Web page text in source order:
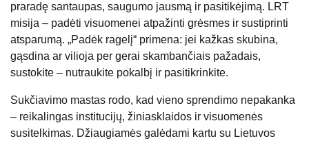
praradę santaupas, saugumo jausmą ir pasitikėjimą. LRT
misija – padėti visuomenei atpažinti grėsmes ir sustiprinti
atsparumą. „Padėk ragelį“ primena: jei kažkas skubina,
gąsdina ar vilioja per gerai skambančiais pažadais,
sustokite – nutraukite pokalbį ir pasitikrinkite.
Sukčiavimo mastas rodo, kad vieno sprendimo nepakanka
– reikalingas institucijų, žiniasklaidos ir visuomenės
susitelkimas. Džiaugiamės galėdami kartu su Lietuvos